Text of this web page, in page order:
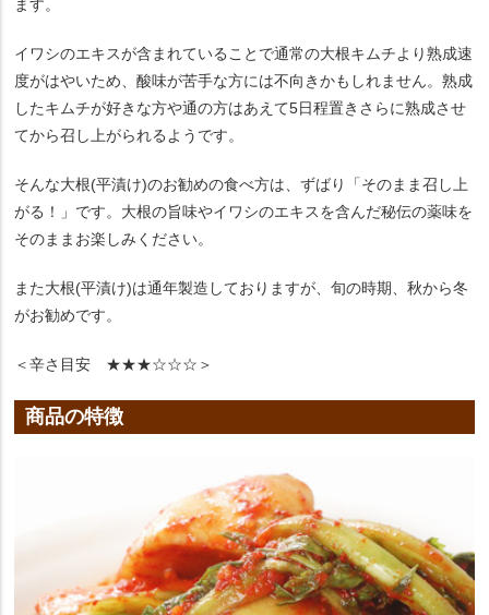
ます。
イワシのエキスが含まれていることで通常の大根キムチより熟成速
度がはやいため、酸味が苦手な方には不向きかもしれません。熟成
したキムチが好きな方や通の方はあえて5日程置きさらに熟成させ
てから召し上がられるようです。
そんな大根(平漬け)のお勧めの食べ方は、ずばり「そのまま召し上
がる！」です。大根の旨味やイワシのエキスを含んだ秘伝の薬味を
そのままお楽しみください。
また大根(平漬け)は通年製造しておりますが、旬の時期、秋から冬
がお勧めです。
＜辛さ目安 ★★★☆☆☆＞
商品の特徴